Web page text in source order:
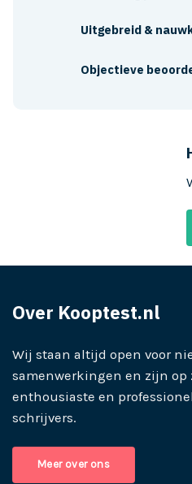
Uitgebreid &
Objectieve
Over Kooptest.nl
Wij staan altijd open voor
samenwerkingen en zijn op
enthousiaste en
schrijvers.
Meer over ons